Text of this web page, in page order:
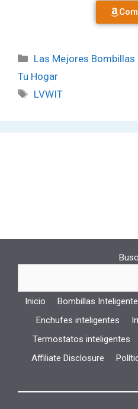
Las Mejores
Tu Hogar
LVWIT
Inicio Bombillas
Enchufes inteligentes
Termostatos inteligentes
Affiliate Disclosure